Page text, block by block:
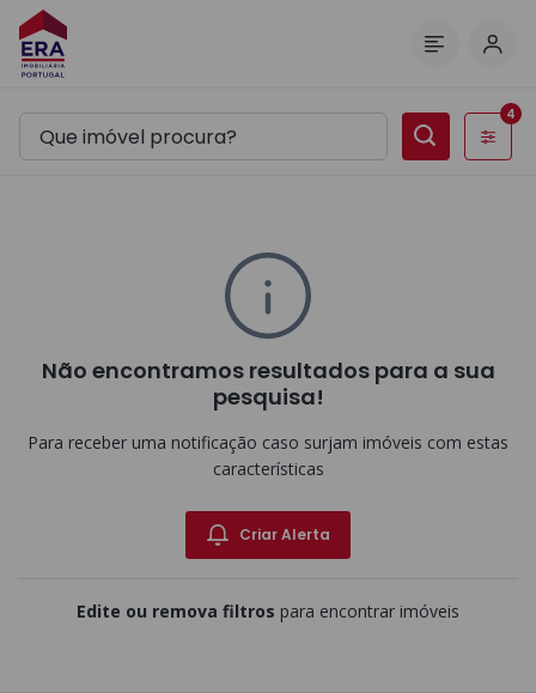
Filtros
4
Não encontramos resultados para a sua
pesquisa!
Para receber uma notificação caso surjam imóveis com estas
características
Criar Alerta
Edite ou remova filtros para encontrar imóveis